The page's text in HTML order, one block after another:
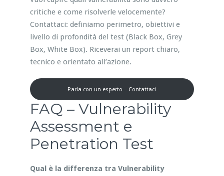
critiche e come risolverle velocemente?
Contattaci: definiamo perimetro, obiettivi e
livello di profondità del test (Black Box, Grey
Box, White Box). Riceverai un report chiaro,
tecnico e orientato all’azione.
Parla con un esperto – Contattaci
FAQ – Vulnerability
Assessment e
Penetration Test
Qual è la differenza tra Vulnerability